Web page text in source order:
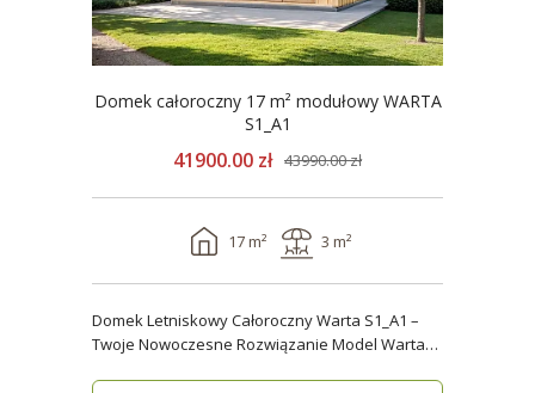
Domek całoroczny 17 m² modułowy WARTA
S1_A1
41900.00 zł 43990.00 zł
17 m² 3 m²
Domek Letniskowy Całoroczny Warta S1_A1 –
Twoje Nowoczesne Rozwiązanie Model Warta